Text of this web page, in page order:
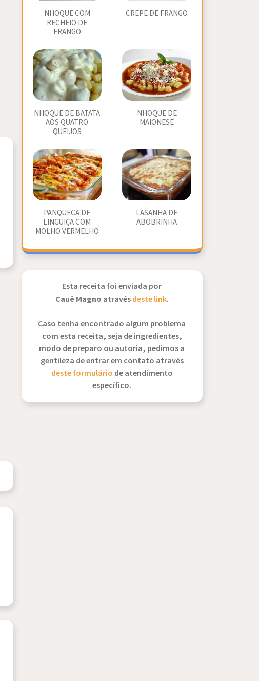
NHOQUE COM
RECHEIO DE
FRANGO
CREPE DE FRANGO
NHOQUE DE BATATA
AOS QUATRO
QUEIJOS
NHOQUE DE
MAIONESE
PANQUECA DE
LINGUIÇA COM
MOLHO VERMELHO
LASANHA DE
ABOBRINHA
Esta receita foi enviada por
Cauê Magno atravésdeste link.
Caso tenha encontrado algum problema
com esta receita, seja de ingredientes,
modo de preparo ou autoria, pedimos a
gentileza de entrar em contato através
deste formulário de atendimento
específico.